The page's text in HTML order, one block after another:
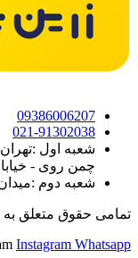
09386006207
021-91302038
شعبه اول
چمن روی - خیابان کارگر
شعبه دوم
تمامی حقوق متعلق
Instagram Whatsapp